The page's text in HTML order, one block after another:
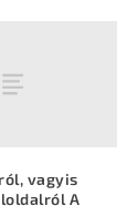
vagyis
A